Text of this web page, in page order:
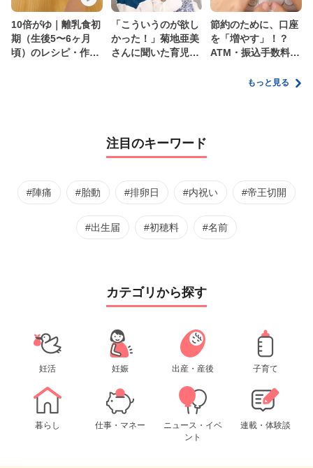
10倍がゆ｜離乳食初
期（生後5〜6ヶ月
頃）のレシピ・作り
「こういうのが欲し
かった！」菊地亜美
さんに聞いた育児
節約のために、口座
を「増やす」！？
ATM・振込手数料の
家計管理術もっと見る
注目のキーワード
#陣痛 #胎動 #排卵日 #内祝い #帝王切開
#出生届 #初穂料 #名前
カテゴリから探す
妊活 妊娠 出産・産後 子育て
暮らし 仕事・マネー
ニュース・イベ
ント
連載・体験談